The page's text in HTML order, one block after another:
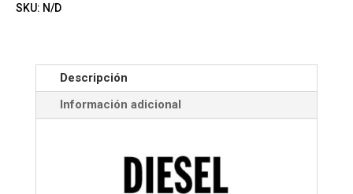
SKU: N/D
Descripción
Información adicional